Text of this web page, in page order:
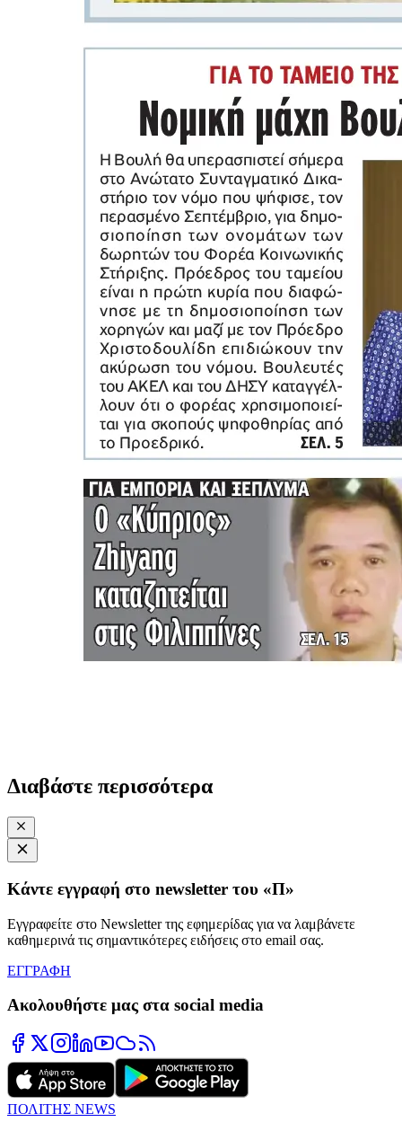
Διαβάστε περισσότερα
Κάντε εγγραφή στο newsletter του «Π»
Εγγραφείτε στο Newsletter της εφημερίδας για να λαμβάνετε
καθημερινά τις σημαντικότερες ειδήσεις στο email σας.
ΕΓΓΡΑΦΗ
Ακολουθήστε μας στα social media
ΠΟΛΙΤΗΣ NEWS